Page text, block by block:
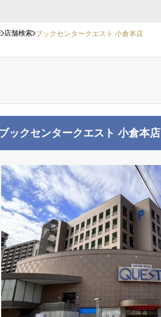
店舗検索 ブックセンタークエスト 小倉本店
ックセンタークエスト 小倉本店